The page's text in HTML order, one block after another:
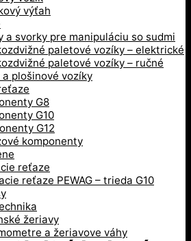
výťah
a svorky pre manipuláciu so sudmi
paletové vozíky – elektrické
paletové vozíky – ručné
a plošinové vozíky
G8
G10
G12
komponenty
reťaze
reťaze PEWAG – trieda G10
žeriavy
a žeriavove váhy